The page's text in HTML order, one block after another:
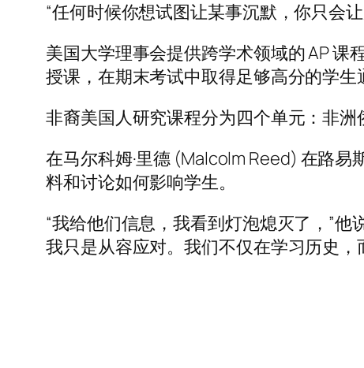
“任何时候你想试图让某事沉默，你只会
美国大学理事会提供跨学术领域的 AP
授课，在期末考试中取得足够高分的学生
非裔美国人研究课程分为四个单元：非
在马尔科姆·里德 (Malcolm Reed) 在路
料和讨论如何影响学生。
“我给他们信息，我看到灯泡熄灭了，”他
我只是从容应对。我们不仅在学习历史，